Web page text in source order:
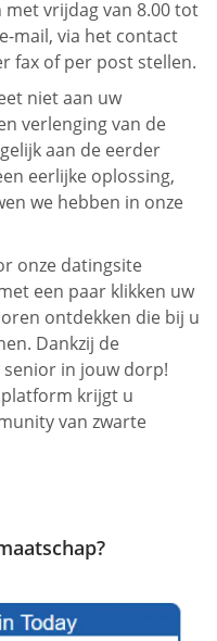
vrijdag van 8.00 tot
mail, via het contact
fax of per post stellen.
niet aan uw
verlenging van de
aan de eerder
eerlijke oplossing,
we hebben in onze
onze datingsite
een paar klikken uw
ontdekken die bij u
Dankzij de
in jouw dorp!
krijgt u
van zwarte